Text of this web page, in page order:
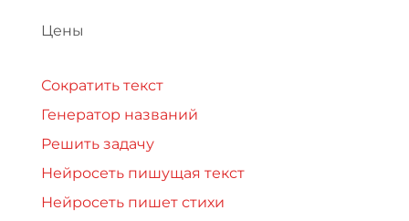
Цены
Сократить текст
Генератор названий
Решить задачу
Нейросеть пишущая текст
Нейросеть пишет стихи